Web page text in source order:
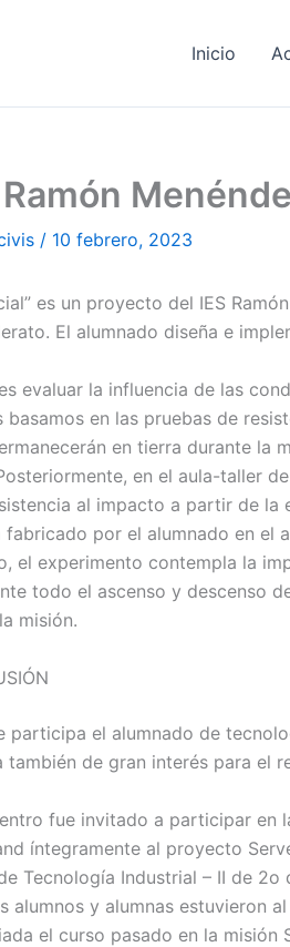
Inicio
/ 10 febrero, 2023
es un proyecto del IES
El alumnado diseña e
evaluar la influencia de las
basamos en las pruebas de
en tierra durante la
en el aula-taller
al impacto a partir de
por el alumnado en el
el experimento contempla la
todo el ascenso y descenso
misión.
participa el alumnado de
de gran interés para el
fue invitado a participar en
íntegramente al proyecto
Tecnología Industrial – II de
alumnos y alumnas estuvieron
el curso pasado en la